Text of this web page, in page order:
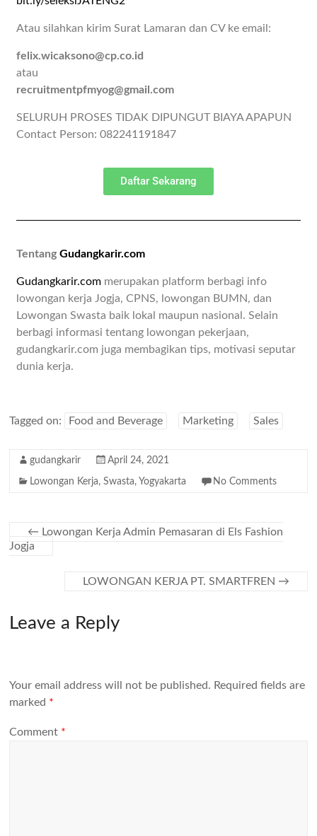
Atau silahkan kirim Surat Lamaran dan CV ke email:
felix.wicaksono@cp.co.id
atau
recruitmentpfmyog@gmail.com
SELURUH PROSES TIDAK DIPUNGUT BIAYA APAPUN
Contact Person: 082241191847
Daftar Sekarang
TentangGudangkarir.com
Gudangkarir.com merupakan platform berbagi info
lowongan kerja Jogja, CPNS, lowongan BUMN, dan
Lowongan Swasta baik lokal maupun nasional. Selain
berbagi informasi tentang lowongan pekerjaan,
gudangkarir.com juga membagikan tips, motivasi seputar
dunia kerja.
Tagged on: Food and Beverage Marketing Sales
gudangkarir April 24, 2021
Lowongan Kerja,Swasta,Yogyakarta No Comments
← Lowongan Kerja Admin Pemasaran di Els Fashion
Jogja
LOWONGAN KERJA PT. SMARTFREN →
Leave a Reply
Your email address will not be published. Required fields are
marked *
Comment *